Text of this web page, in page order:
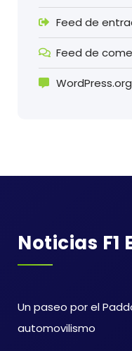
Feed de
Feed de
WordPress.org
Noticias F1
Un paseo por el
automovilismo